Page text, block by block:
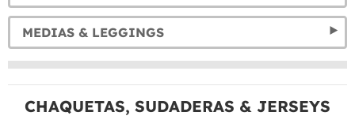
MEDIAS & LEGGINGS
CHAQUETAS, SUDADERAS & JERSEYS